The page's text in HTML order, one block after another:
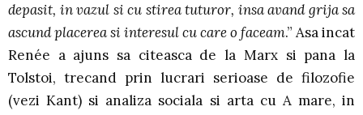
depasit, in vazul si cu stirea tuturor, insa avand grija sa
ascund placerea si interesul cu care o faceam.” Asa incat
Renée a ajuns sa citeasca de la Marx si pana la
Tolstoi, trecand prin lucrari serioase de filozofie
(vezi Kant) si analiza sociala si arta cu A mare, in